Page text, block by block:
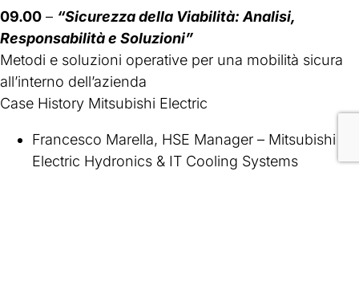
09.00 – “Sicurezza della Viabilità: Analisi,
Responsabilità e Soluzioni”
Metodi e soluzioni operative per una mobilità sicura
all’interno dell’azienda
Case History Mitsubishi Electric
Francesco Marella, HSE Manager – Mitsubishi
Electric Hydronics & IT Cooling Systems